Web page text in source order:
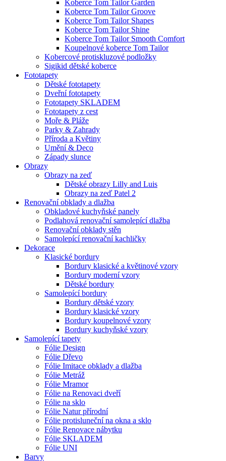
Koberce Tom Tailor Garden
Koberce Tom Tailor Groove
Koberce Tom Tailor Shapes
Koberce Tom Tailor Shine
Koberce Tom Tailor Smooth Comfort
Koupelnové koberce Tom Tailor
Kobercové protiskluzové podložky
Sigikid dětské koberce
Fototapety
Dětské fototapety
Dveřní fototapety
Fototapety SKLADEM
Fototapety z cest
Moře & Pláže
Parky & Zahrady
Příroda a Květiny
Umění & Deco
Západy slunce
Obrazy
Obrazy na zeď
Dětské obrazy Lilly and Luis
Obrazy na zeď Patel 2
Renovační obklady a dlažba
Obkladové kuchyňské panely
Podlahová renovační samolepící dlažba
Renovační obklady stěn
Samolepící renovační kachličky
Dekorace
Klasické bordury
Bordury klasické a květinové vzory
Bordury moderní vzory
Dětské bordury
Samolepící bordury
Bordury dětské vzory
Bordury klasické vzory
Bordury koupelnové vzory
Bordury kuchyňské vzory
Samolepící tapety
Fólie Design
Fólie Dřevo
Fólie Imitace obklady a dlažba
Fólie Metráž
Fólie Mramor
Fólie na Renovaci dveří
Fólie na sklo
Fólie Natur přírodní
Fólie protisluneční na okna a sklo
Fólie Renovace nábytku
Fólie SKLADEM
Fólie UNI
Barvy